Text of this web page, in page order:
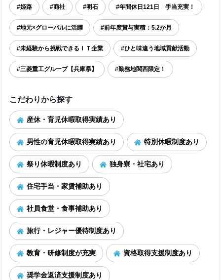
#姫路 #商社 #明石 #年間休日121日 手当充実！
#地元×グローバルに活躍 #前年度賞与実積：5.2か月
#未経験から挑戦できるＩＴ企業 #ひと味違う地域貢献活動
#三菱重工グループ【兵庫県】 #勤務地関西限定！
こだわりから探す
産休・育児休暇取得実績あり
男性の育児休暇取得実績あり 特別休暇制度あり
祭り休暇制度あり 独身寮・社宅あり
住宅手当・家賃補助あり
社員食堂・食事補助あり
旅行・レジャー優待制度あり
教育・研修制度が充実 資格取得支援制度あり
奨学金返済支援制度あり